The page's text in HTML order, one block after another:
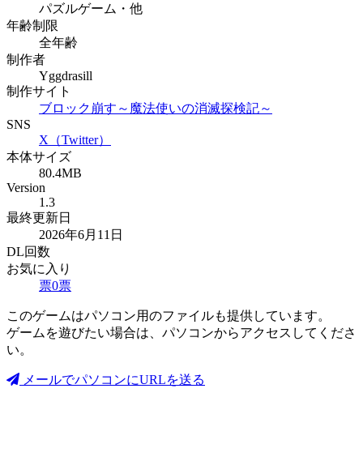
パズルゲーム・他
年齢制限
全年齢
制作者
Yggdrasill
制作サイト
ブロック崩す～魔法使いの消滅探検記～
SNS
X（Twitter）
本体サイズ
80.4MB
Version
1.3
最終更新日
2026年6月11日
DL回数
お気に入り
票0票
このゲームはパソコン用のファイルも提供しています。
ゲームを遊びたい場合は、パソコンからアクセスしてくださ
い。
メールでパソコンにURLを送る